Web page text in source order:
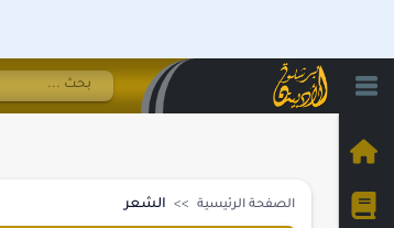
الصفحة الرئيسية الشعر